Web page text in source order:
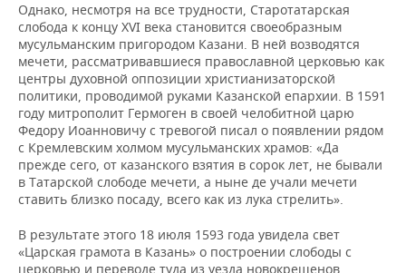
Однако, несмотря на все трудности, Старотатарская
слобода к концу XVI века становится своеобразным
мусульманским пригородом Казани. В ней возводятся
мечети, рассматривавшиеся православной церковью как
центры духовной оппозиции христианизаторской
политики, проводимой руками Казанской епархии. В 1591
году митрополит Гермоген в своей челобитной царю
Федору Иоанновичу с тревогой писал о появлении рядом
с Кремлевским холмом мусульманских храмов: «Да
прежде сего, от казанского взятия в сорок лет, не бывали
в Татарской слободе мечети, а ныне де учали мечети
ставить близко посаду, всего как из лука стрелить».
В результате этого 18 июля 1593 года увидела свет
«Царская грамота в Казань» о построении слободы с
церковью и переводе туда из уезда новокрещенов,